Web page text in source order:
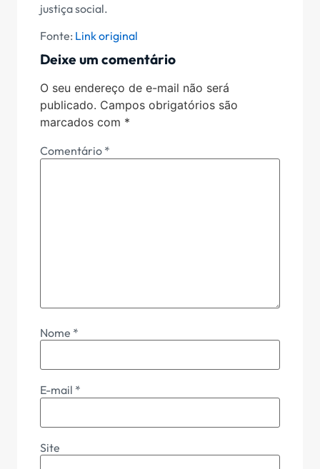
justiça social.
Fonte: Link original
Deixe um comentário
O seu endereço de e-mail não será
publicado. Campos obrigatórios são
marcados com *
Comentário *
Nome *
E-mail *
Site